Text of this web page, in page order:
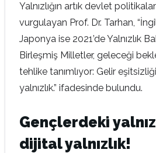
Yalnızlığın artık devlet
vurgulayan Prof. Dr. Tarhan,
Japonya ise 2021’de Yalnızlık
Birleşmiş Milletler, geleceği
tehlike tanımlıyor: Gelir
yalnızlık.” ifadesinde bulundu.
Gençlerdeki
dijital yalnızlık!